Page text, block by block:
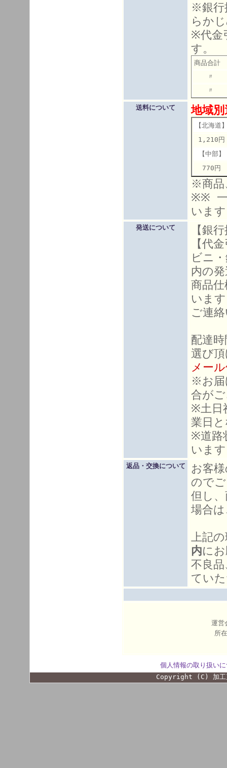
※銀行
らか
※代金
す。
商品合
〃
〃 こ
送料について 地域
【北海道
1,210円
【中部】
770円
※商品
※※ 一
いま
発送について
【銀
【代
ビニ
内の
商品
いま
ご連
配達
選び
メー
※お届
合が
※土日
業日
※道路
いま
返品・交換について
お客
ので
但し
場合
上記
内に
不良
てい
運
所
個人情報の取り扱い
Copyright (C) 加